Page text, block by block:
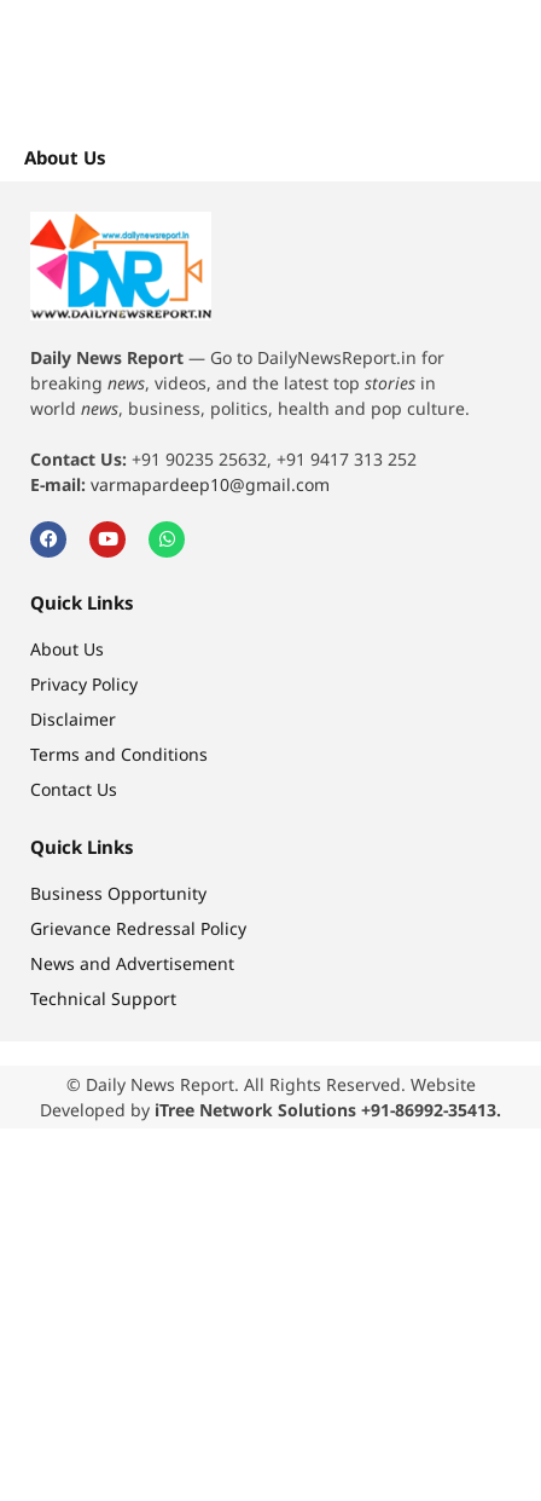
About Us
Daily News Report — Go to DailyNewsReport.in for
breaking news, videos, and the latest top stories in
world news, business, politics, health and pop culture.
Contact Us: +91 90235 25632, +91 9417 313 252
E-mail: varmapardeep10@gmail.com
Quick Links
About Us
Privacy Policy
Disclaimer
Terms and Conditions
Contact Us
Quick Links
Business Opportunity
Grievance Redressal Policy
News and Advertisement
Technical Support
© Daily News Report. All Rights Reserved. Website
Developed by iTree Network Solutions +91-86992-35413.